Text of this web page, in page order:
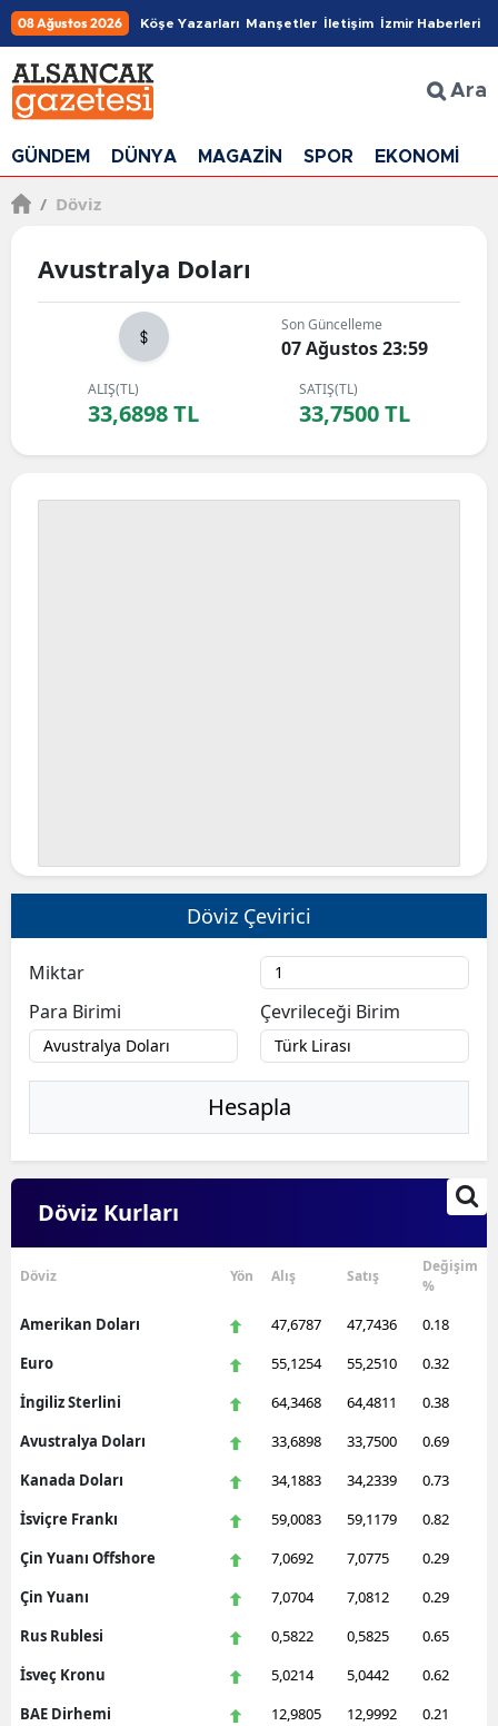
08 Ağustos 2026 Köşe Yazarları Manşetler İletişim İzmir Haberleri
Ara
GÜNDEM DÜNYA MAGAZİN SPOR EKONOMİ
/ Döviz
Avustralya Doları
Son Güncelleme
07 Ağustos 23:59
ALIŞ(TL)
33,6898 TL
SATIŞ(TL)
33,7500 TL
Döviz Çevirici
Miktar
Para Birimi
Çevrileceği Birim
Hesapla
Döviz Kurları
Döviz Yön Alış Satış
Değişim
%
Amerikan Doları 47,6787 47,7436
0.18
Euro
55,1254 55,2510
0.32
İngiliz Sterlini
64,3468 64,4811
0.38
Avustralya Doları
33,6898 33,7500
0.69
Kanada Doları
34,1883 34,2339
0.73
İsviçre Frankı
59,0083 59,1179
0.82
Çin Yuanı Offshore
7,0692 7,0775
0.29
Çin Yuanı
7,0704 7,0812
0.29
Rus Rublesi
0,5822 0,5825
0.65
İsveç Kronu
5,0214 5,0442
0.62
BAE Dirhemi
12,9805 12,9992
0.21